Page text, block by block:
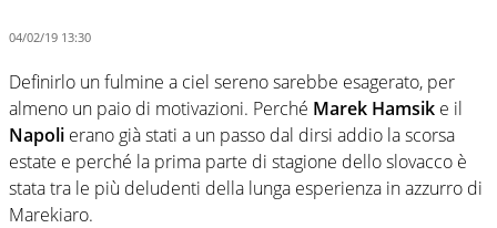
04/02/19 13:30
Definirlo un fulmine a ciel sereno sarebbe esagerato, per
almeno un paio di motivazioni. Perché Marek Hamsik e il
Napoli erano già stati a un passo dal dirsi addio la scorsa
estate e perché la prima parte di stagione dello slovacco è
stata tra le più deludenti della lunga esperienza in azzurro di
Marekiaro.